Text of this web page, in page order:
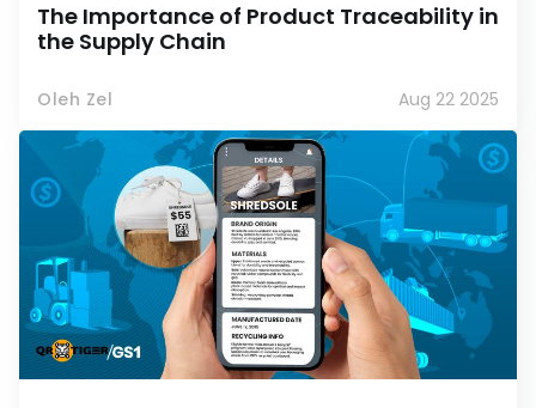
The Importance of Product Traceability in
the Supply Chain
Oleh Zel Aug 22 2025